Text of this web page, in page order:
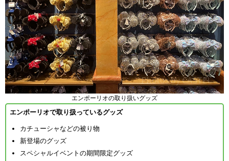
エンポーリオの取り扱いグッズ
エンポーリオで取り扱っているグッズ
カチューシャなどの被り物
新登場のグッズ
スペシャルイベントの期間限定グッズ